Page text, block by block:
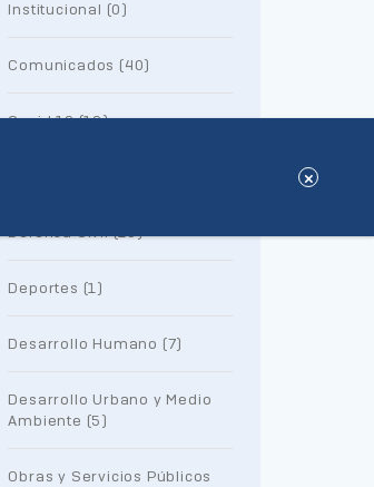
Institucional (0)
Comunicados (40)
Covid 19 (19)
Defensa Civil (16)
Deportes (1)
Desarrollo Humano (7)
Desarrollo Urbano y Medio
Ambiente (5)
Obras y Servicios Públicos